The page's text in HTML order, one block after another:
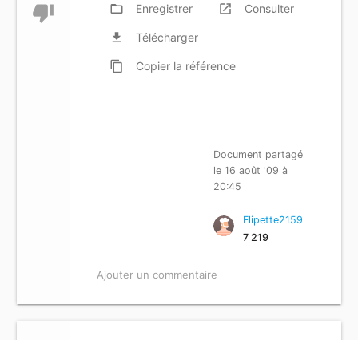
thumb_down folder_open Enregistrer launch Consulter
file_download Télécharger
content_copy Copier la référence
Document partagé
le 16 août '09 à
20:45
Flipette2159
7 219
Ajouter un commentaire